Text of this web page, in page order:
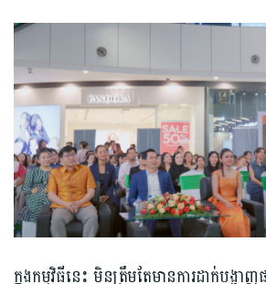
ក្នុងកម្មវិធីនេះ មិនត្រឹមតែមានការដាក់បង្ហា